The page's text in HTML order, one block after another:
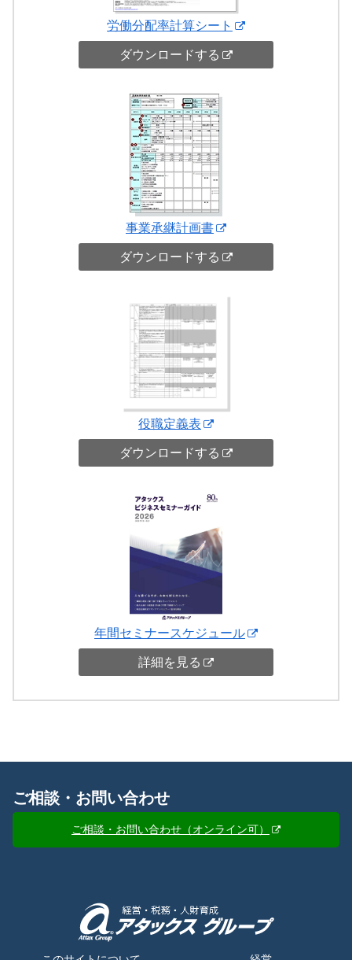
労働分配率計算シート
ダウンロードする
事業承継計画書
ダウンロードする
役職定義表
ダウンロードする
年間セミナースケジュール
詳細を見る
ご相談・お問い合わせ
ご相談・お問い合わせ（オンライン可）